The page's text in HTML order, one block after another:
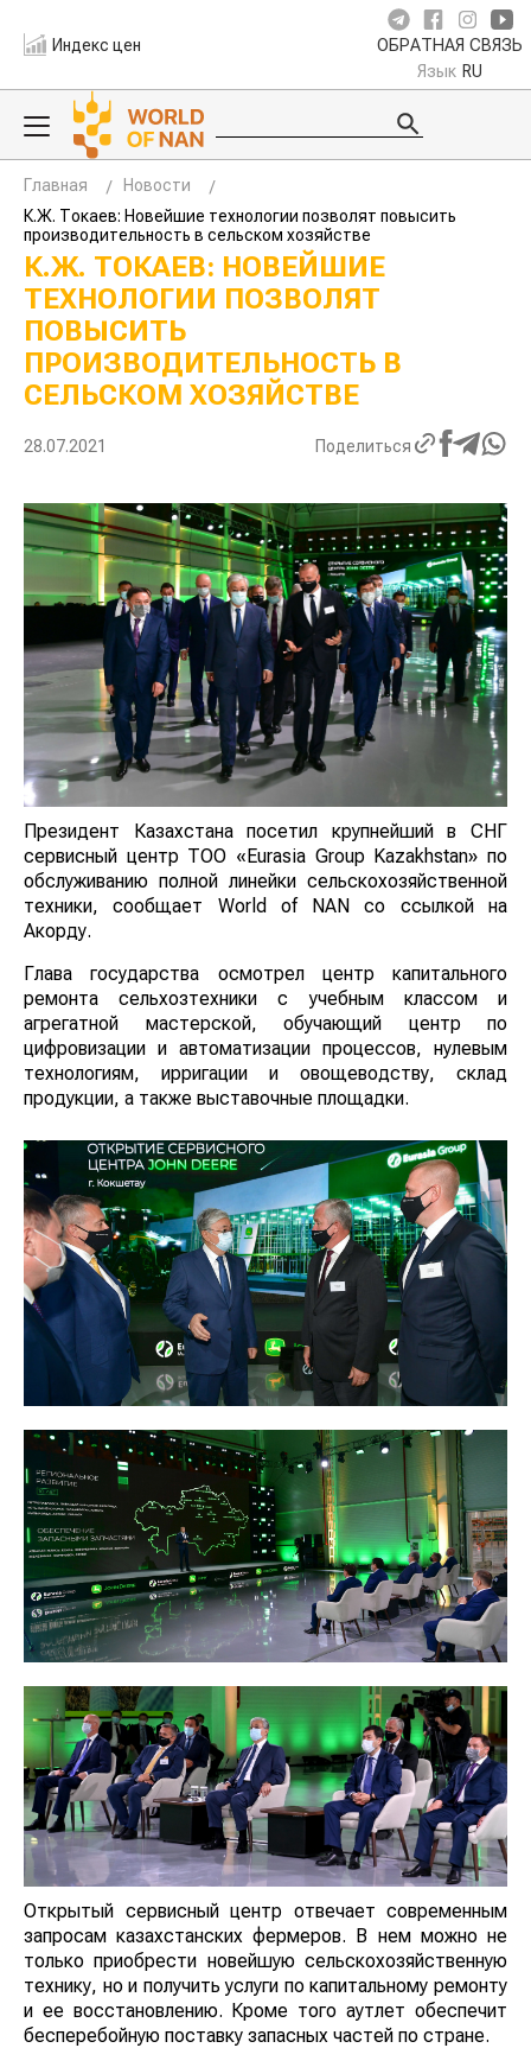
Индекс цен ОБРАТНАЯ СВЯЗЬ
Язык RU
Главная
Новости
К.Ж. Токаев: Новейшие технологии позволят повысить
производительность в сельском хозяйстве
К.Ж. ТОКАЕВ: НОВЕЙШИЕ
ТЕХНОЛОГИИ ПОЗВОЛЯТ
ПОВЫСИТЬ
ПРОИЗВОДИТЕЛЬНОСТЬ В
СЕЛЬСКОМ ХОЗЯЙСТВЕ
28.07.2021 Поделиться
Президент Казахстана посетил крупнейший в СНГ
сервисный центр ТОО «Eurasia Group Kazakhstan» по
обслуживанию полной линейки сельскохозяйственной
техники, сообщает World of NAN со ссылкой на
Акорду.
Глава государства осмотрел центр капитального
ремонта сельхозтехники с учебным классом и
агрегатной мастерской, обучающий центр по
цифровизации и автоматизации процессов, нулевым
технологиям, ирригации и овощеводству, склад
продукции, а также выставочные площадки.
Открытый сервисный центр отвечает современным
запросам казахстанских фермеров. В нем можно не
только приобрести новейшую сельскохозяйственную
технику, но и получить услуги по капитальному ремонту
и ее восстановлению. Кроме того аутлет обеспечит
бесперебойную поставку запасных частей по стране.